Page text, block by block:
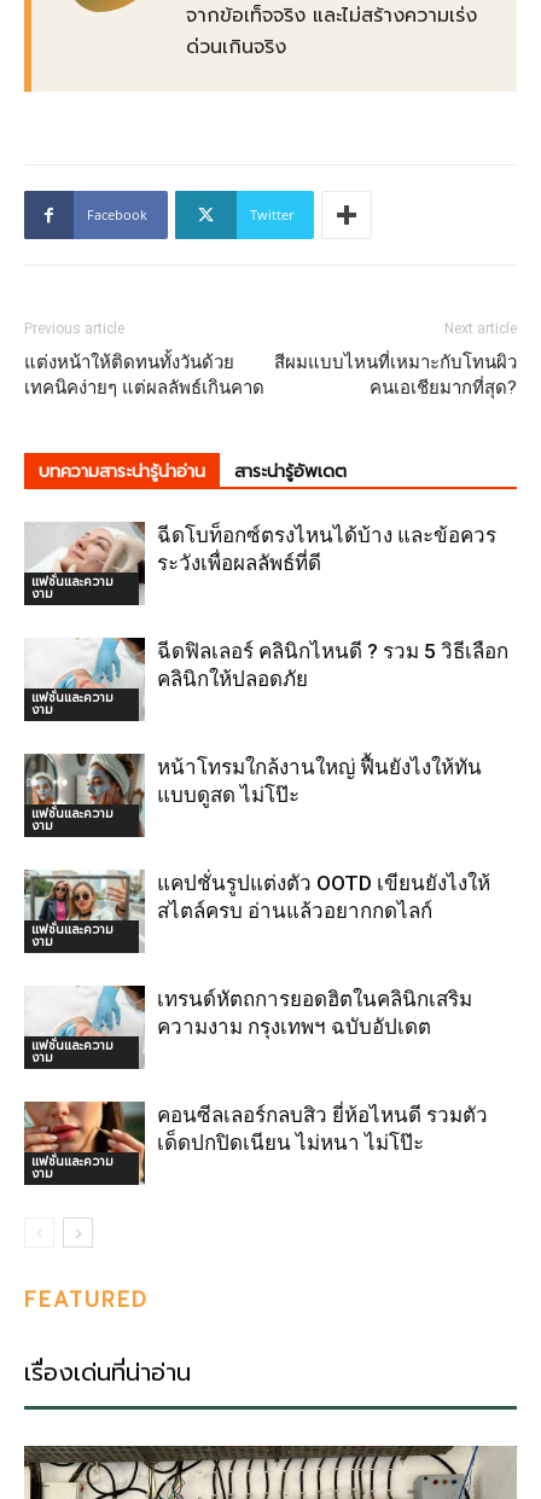
จากข้อเท็จจริง และไม่สร้างความเร่ง
ด่วนเกินจริง
Facebook Twitter
Previous article
แต่งหน้าให้ติดทนทั้งวันด้วย
เทคนิคง่ายๆ แต่ผลลัพธ์เกินคาด
Next article
สีผมแบบไหนที่เหมาะกับโทนผิว
คนเอเชียมากที่สุด?
บทความสาระน่ารู้น่าอ่าน สาระน่ารู้อัพเดต
แฟชั่นและความ
งาม
ฉีดโบท็อกซ์ตรงไหนได้บ้าง และข้อควร
ระวังเพื่อผลลัพธ์ที่ดี
แฟชั่นและความ
งาม
ฉีดฟิลเลอร์ คลินิกไหนดี ? รวม 5 วิธีเลือก
คลินิกให้ปลอดภัย
แฟชั่นและความ
งาม
หน้าโทรมใกล้งานใหญ่ ฟื้นยังไงให้ทัน
แบบดูสด ไม่โป๊ะ
แฟชั่นและความ
งาม
แคปชั่นรูปแต่งตัว OOTD เขียนยังไงให้
สไตล์ครบ อ่านแล้วอยากกดไลก์
แฟชั่นและความ
งาม
เทรนด์หัตถการยอดฮิตในคลินิกเสริม
ความงาม กรุงเทพฯ ฉบับอัปเดต
แฟชั่นและความ
งาม
คอนซีลเลอร์กลบสิว ยี่ห้อไหนดี รวมตัว
เด็ดปกปิดเนียน ไม่หนา ไม่โป๊ะ
FEATURED
เรื่องเด่นที่น่าอ่าน